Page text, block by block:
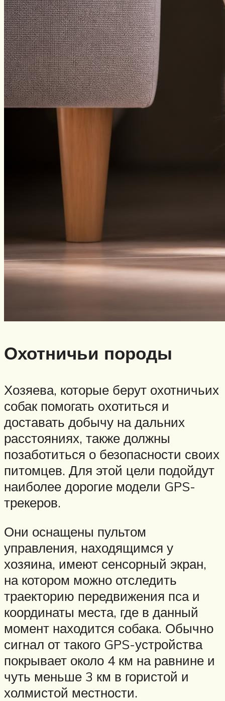
Охотничьи породы
Хозяева, которые берут охотничьих
собак помогать охотиться и
доставать добычу на дальних
расстояниях, также должны
позаботиться о безопасности своих
питомцев. Для этой цели подойдут
наиболее дорогие модели GPS-
трекеров.
Они оснащены пультом
управления, находящимся у
хозяина, имеют сенсорный экран,
на котором можно отследить
траекторию передвижения пса и
координаты места, где в данный
момент находится собака. Обычно
сигнал от такого GPS-устройства
покрывает около 4 км на равнине и
чуть меньше 3 км в гористой и
холмистой местности.